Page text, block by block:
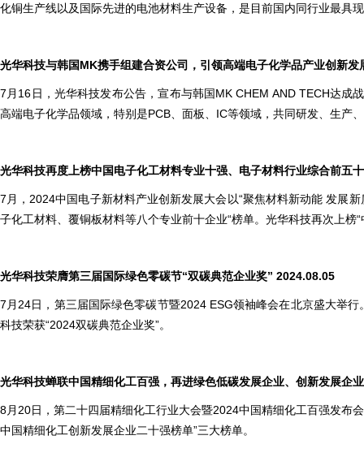
化铜生产线以及国际先进的电池材料生产设备，是目前国内同行业最具
光华科技与韩国MK携手组建合资公司，引领高端电子化学品产业创新发
7月16日，光华科技发布公告，宣布与韩国MK CHEM AND TECH达
高端电子化学品领域，特别是PCB、面板、IC等领域，共同研发、生产
光华科技再度上榜中国电子化工材料专业十强、电子材料行业综合前五
7月，2024中国电子新材料产业创新发展大会以“聚焦材料新动能 发展
子化工材料、覆铜板材料等八个专业前十企业“榜单。光华科技再次上
光华科技荣膺第三届国际绿色零碳节“双碳典范企业奖” 2024.08.05
7月24日，第三届国际绿色零碳节暨2024 ESG领袖峰会在北京盛大举
科技荣获“2024双碳典范企业奖”。
光华科技蝉联中国精细化工百强，再进绿色低碳发展企业、创新发展企
8月20日，第二十四届精细化工行业大会暨2024中国精细化工百强发布
中国精细化工创新发展企业二十强榜单”三大榜单。